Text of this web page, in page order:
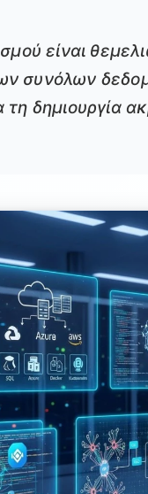
είναι
συνόλων
τη δημιουργία